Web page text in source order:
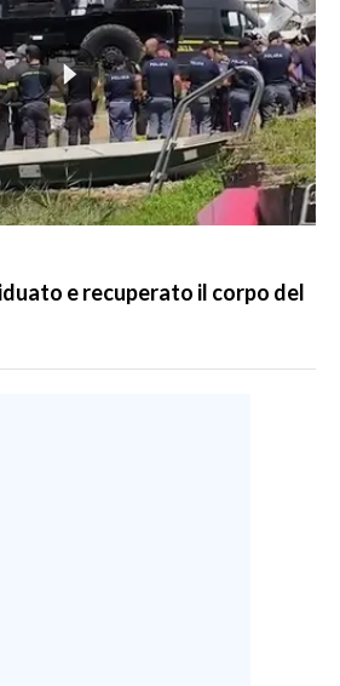
e recuperato il corpo del